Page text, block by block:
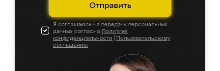
Отправить
Я соглашаюсь на передачу персональных
данных согласно Политике
конфиденциальности
Пользовательскому
соглашению